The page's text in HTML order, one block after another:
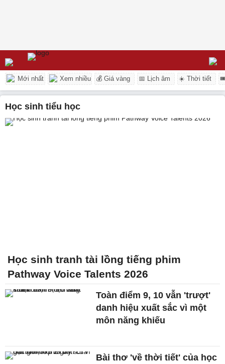
Mới nhất Xem nhiều 💰 Giá vàng 📅 Lịch âm ☀️ Thời tiết
học sinh tiểu học
Học sinh tranh tài lồng tiếng phim
Pathway Voice Talents 2026
Toàn điểm 9, 10 vẫn 'trượt'
danh hiệu xuất sắc vì một
môn năng khiếu
Bài thơ 'về thời tiết' của học